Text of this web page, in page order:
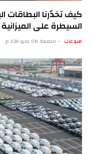
السيطرة على الميزانية
منوعات الجمعة 08 مايو 5:16 م